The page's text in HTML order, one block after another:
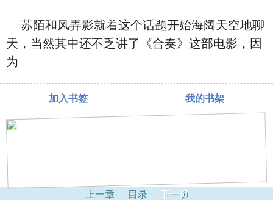
苏陌和风弄影就着这个话题开始海阔天空地聊
天，当然其中还不乏讲了《合奏》这部电影，因
为
加入书签 我的书架
上一章 目录 下一页